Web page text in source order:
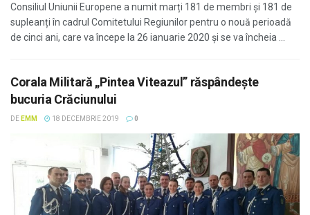
Consiliul Uniunii Europene a numit marți 181 de membri și 181 de
supleanți în cadrul Comitetului Regiunilor pentru o nouă perioadă
de cinci ani, care va începe la 26 ianuarie 2020 și se va încheia ...
Corala Militară „Pintea Viteazul” răspândeşte
bucuria Crăciunului
DE EMM 18 DECEMBRIE 2019 0